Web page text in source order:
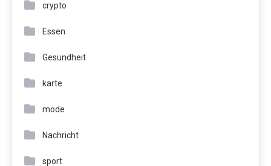
crypto
Essen
Gesundheit
karte
mode
Nachricht
sport